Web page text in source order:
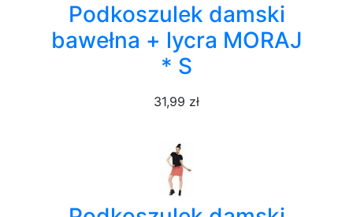
Podkoszulek damski
bawełna + lycra MORAJ
* S
31,99 zł